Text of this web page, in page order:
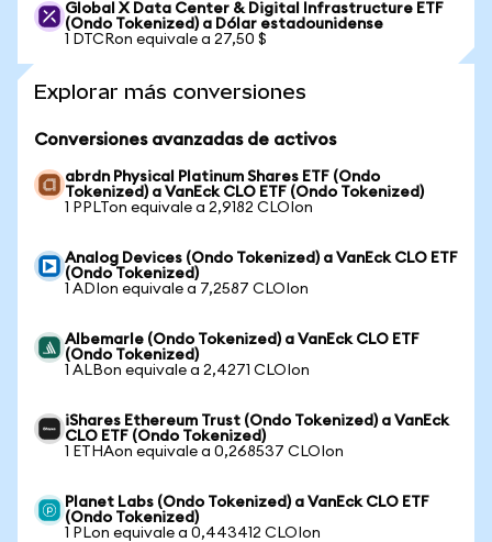
Global X Data Center & Digital Infrastructure ETF
(Ondo Tokenized) a Dólar estadounidense
1 DTCRon equivale a 27,50 $
Explorar más conversiones
Conversiones avanzadas de activos
abrdn Physical Platinum Shares ETF (Ondo
Tokenized) a VanEck CLO ETF (Ondo Tokenized)
1 PPLTon equivale a 2,9182 CLOIon
Analog Devices (Ondo Tokenized) a VanEck CLO ETF
(Ondo Tokenized)
1 ADIon equivale a 7,2587 CLOIon
Albemarle (Ondo Tokenized) a VanEck CLO ETF
(Ondo Tokenized)
1 ALBon equivale a 2,4271 CLOIon
iShares Ethereum Trust (Ondo Tokenized) a VanEck
CLO ETF (Ondo Tokenized)
1 ETHAon equivale a 0,268537 CLOIon
Planet Labs (Ondo Tokenized) a VanEck CLO ETF
(Ondo Tokenized)
1 PLon equivale a 0,443412 CLOIon